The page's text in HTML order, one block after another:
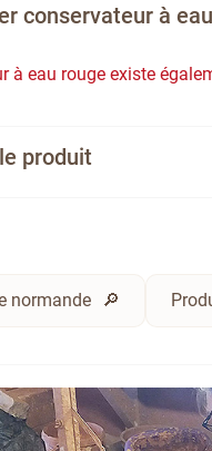
conservateur à
à eau rouge existe
produit
normande